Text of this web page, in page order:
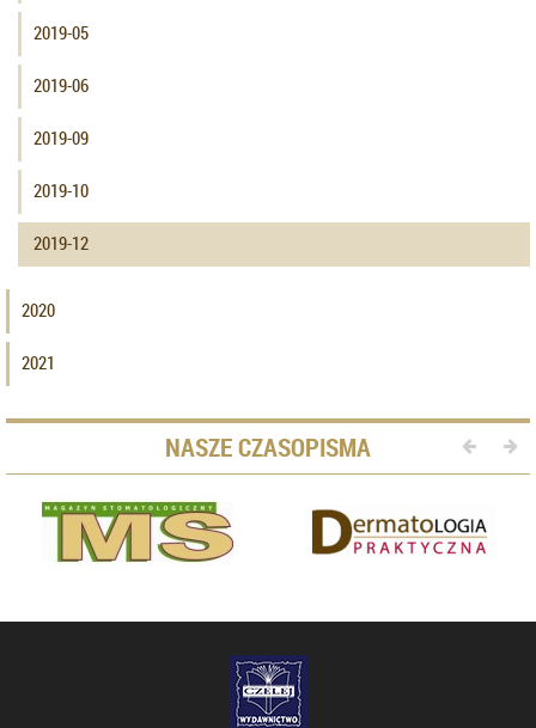
2019-05
2019-06
2019-09
2019-10
2019-12
2020
2021
NASZE CZASOPISMA